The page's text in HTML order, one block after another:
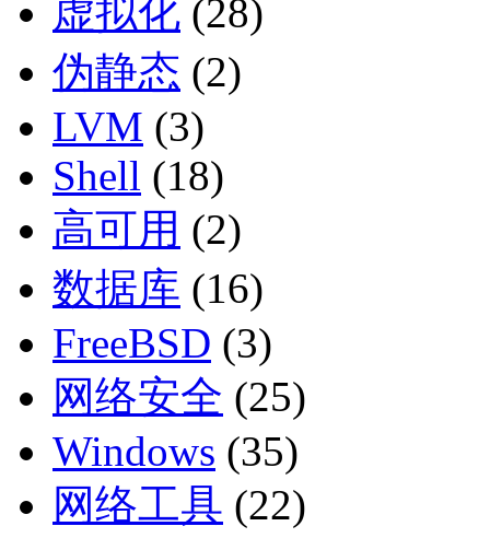
虚拟化 (28)
伪静态 (2)
LVM (3)
Shell (18)
高可用 (2)
数据库 (16)
FreeBSD (3)
网络安全 (25)
Windows (35)
网络工具 (22)